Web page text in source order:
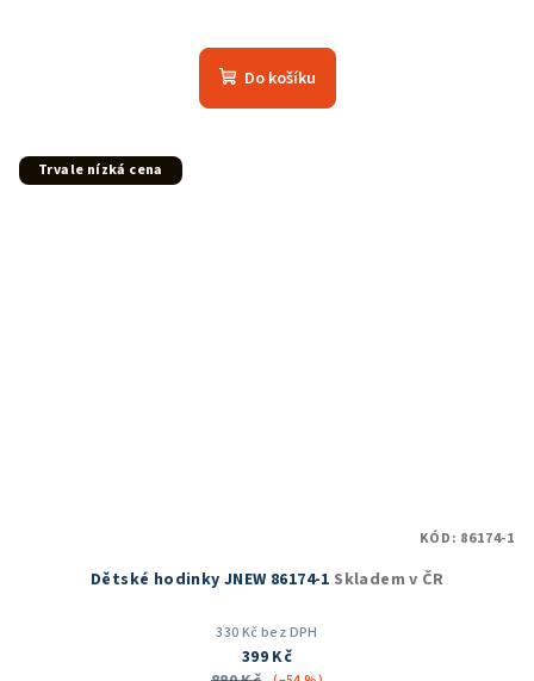
hodnocení
produktu
Do košíku
Trvale nízká cena
Dětské hodinky JNEW 86174-1 Skladem v ČR
330 Kč bez DPH
399 Kč
KÓD: 86174-1